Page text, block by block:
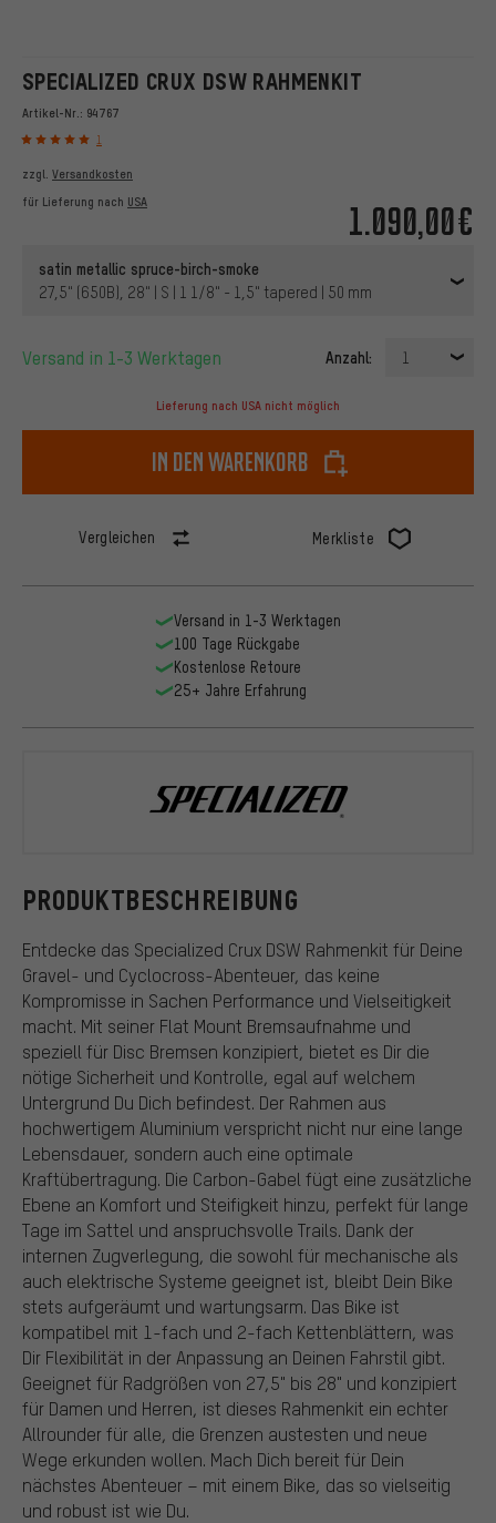
SPECIALIZED CRUX DSW RAHMENKIT
Artikel-Nr.: 94767
1
1.090,00€
zzgl. Versandkosten
für Lieferung nach USA
satin metallic spruce-birch-smoke
27,5" (650B), 28" | S | 1 1/8" - 1,5" tapered | 50 mm
Versand in 1-3 Werktagen Anzahl: 1
Lieferung nach USA nicht möglich
In den Warenkorb
Vergleichen Merkliste
PRODUKTBESCHREIBUNG
Entdecke das Specialized Crux DSW Rahmenkit für Deine
Gravel- und Cyclocross-Abenteuer, das keine
Kompromisse in Sachen Performance und Vielseitigkeit
macht. Mit seiner Flat Mount Bremsaufnahme und
speziell für Disc Bremsen konzipiert, bietet es Dir die
nötige Sicherheit und Kontrolle, egal auf welchem
Untergrund Du Dich befindest. Der Rahmen aus
hochwertigem Aluminium verspricht nicht nur eine lange
Lebensdauer, sondern auch eine optimale
Kraftübertragung. Die Carbon-Gabel fügt eine zusätzliche
Ebene an Komfort und Steifigkeit hinzu, perfekt für lange
Tage im Sattel und anspruchsvolle Trails. Dank der
internen Zugverlegung, die sowohl für mechanische als
auch elektrische Systeme geeignet ist, bleibt Dein Bike
stets aufgeräumt und wartungsarm. Das Bike ist
kompatibel mit 1-fach und 2-fach Kettenblättern, was
Dir Flexibilität in der Anpassung an Deinen Fahrstil gibt.
Geeignet für Radgrößen von 27,5" bis 28" und konzipiert
für Damen und Herren, ist dieses Rahmenkit ein echter
Allrounder für alle, die Grenzen austesten und neue
Wege erkunden wollen. Mach Dich bereit für Dein
nächstes Abenteuer – mit einem Bike, das so vielseitig
und robust ist wie Du.
Versand in 1-3 Werktagen
100 Tage Rückgabe
Kostenlose Retoure
25+ Jahre Erfahrung